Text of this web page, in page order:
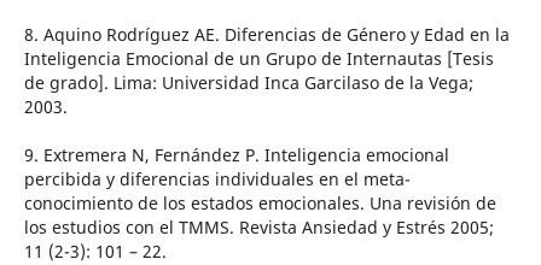
8. Aquino Rodríguez AE. Diferencias de Género y Edad en la
Inteligencia Emocional de un Grupo de Internautas [Tesis
de grado]. Lima: Universidad Inca Garcilaso de la Vega;
2003.
9. Extremera N, Fernández P. Inteligencia emocional
percibida y diferencias individuales en el meta-
conocimiento de los estados emocionales. Una revisión de
los estudios con el TMMS. Revista Ansiedad y Estrés 2005;
11 (2-3): 101 – 22.